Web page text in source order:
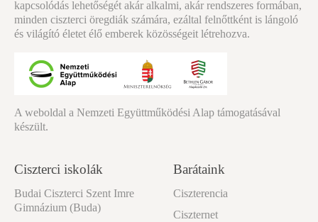
kapcsolódás lehetőségét akár alkalmi, akár rendszeres formában,
minden ciszterci öregdiák számára, ezáltal felnőttként is lángoló
és világító életet élő emberek közösségeit létrehozva.
A weboldal a Nemzeti Együttműködési Alap támogatásával
készült.
Ciszterci iskolák
Budai Ciszterci Szent Imre
Gimnázium (Buda)
Barátaink
Ciszterencia
Ciszternet